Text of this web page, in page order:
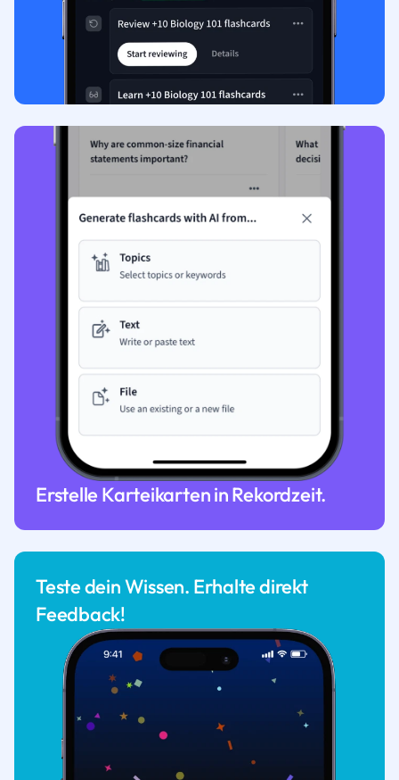
Erstelle Karteikarten in Rekordzeit.
Teste dein Wissen. Erhalte direkt
Feedback!